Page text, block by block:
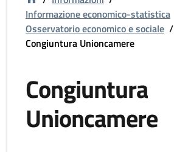
Informazione economico-statistica
Osservatorio economico e sociale /
Congiuntura Unioncamere
Congiuntura
Unioncamere